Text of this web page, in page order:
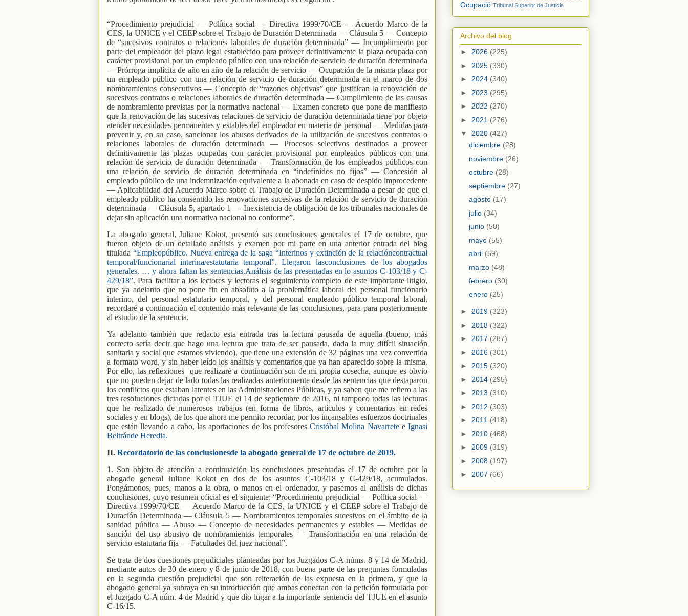
“Procedimiento prejudicial — Política social — Directiva 1999/70/CE — Acuerdo Marco de la
CES, la UNICE y el CEEP sobre el Trabajo de Duración Determinada — Cláusula 5 — Concepto
de “sucesivos contratos o relaciones laborales de duración determinada” — Incumplimiento por
parte del empleador del plazo legal establecido para proveer definitivamente la plaza ocupada con
carácter provisional por un empleado público con una relación de servicio de duración determinada
— Prórroga implícita de año en año de la relación de servicio — Ocupación de la misma plaza por
un empleado público con una relación de servicio de duración determinada en el marco de dos
nombramientos consecutivos — Concepto de “razones objetivas” que justifican la renovación de
sucesivos contratos o relaciones laborales de duración determinada — Cumplimiento de las causas
de nombramiento previstas por la normativa nacional — Examen concreto que pone de manifiesto
que la renovación de las sucesivas relaciones de servicio de duración determinada tiene por objeto
atender necesidades permanentes y estables del empleador en materia de personal — Medidas para
prevenir y, en su caso, sancionar los abusos derivados de la utilización de sucesivos contratos o
relaciones laborales de duración determinada — Procesos selectivos destinados a proveer
definitivamente las plazas ocupadas con carácter provisional por empleados públicos con una
relación de servicio de duración determinada — Transformación de los empleados públicos con
una relación de servicio de duración determinada en “indefinidos no fijos” — Concesión al
empleado público de una indemnización equivalente a la abonada en caso de despido improcedente
— Aplicabilidad del Acuerdo Marco sobre el Trabajo de Duración Determinada a pesar de que el
empleado público ha consentido las renovaciones sucesivas de la relación de servicio de duración
determinada — Cláusula 5, apartado 1 — Inexistencia de obligación de los tribunales nacionales de
dejar sin aplicación una normativa nacional no conforme”.
La abogado general, Juliane Kokot, presentó sus conclusiones generales el 17 de octubre, que
fueron objeto de un detallado análisis y examen por mi parte en una anterior entrada del blog
titulada “Empleopúblico. Nueva entrega de la saga “Interinos y extinción de la relacióncontractual
temporal/funcionarial interina/estatutaria temporal”. Llegaron lasconclusiones de los abogados
generales. … y ahora faltan las sentencias.Análisis de las presentadas en lo asuntos C-103/18 y C-
429/18”. Para facilitar a los lectores y lectoras el seguimiento completo de este importante litigio,
que ya adelanto que no pone fin en absoluto a la problemática laboral del personal funcionario
interino, del personal estatutario temporal, y del personal empleado público temporal laboral,
recordaré a continuación el contenido más relevante de las conclusiones, para para posteriormente
al estudio de la sentencia.
Ya adelanto también que redacto esta entrada tras la lectura pausada de aquella (bueno, más
correcto sería decir que hago una lectura que trata de ser pausada, dada la muy difícil situación
sanitaria y social que estamos viviendo), que tiene una extensión de 32 páginas una vez convertida
a formato word, y sin haber leído los análisis y comentarios que ya han aparecido sobre la misma.
Por ello, las reflexiones
que realizaré a continuación son de mi propia cosecha, aunque es obvio
que no pueden dejar de lado todas las realizadas anteriormente desde las sentencias que destaparon
los conflictos que estaban latentes en las Administraciones Públicas, y ya saben que me refiero a las
tres resoluciones dictadas por el TJUE el 14 de septiembre de 2016, ni tampoco todas las lecturas
que he realizado de numerosos trabajos (en forma de libros, artículos y comentarios en redes
sociales y en blogs), de los que ahora me permito recordar, por los incansables esfuerzos doctrinales
que están llevando a cabo, las aportaciones de los profesoresCristóbal Molina NavarreteeIgnasi
Beltránde Heredia.
II. Recordatorio de las conclusionesde la abogado general de 17 de octubre de 2019.
1. Son objeto de atención a continuación las conclusiones presentadas el 17 de octubre por la
abogado general Juliane Kokot en dos de los asuntos C-103/18 y C-429/18, acumulados.
Pongámonos, pues, manos a la obra, o manos en el ordenador, y pasemos al análisis de dichas
conclusiones, cuyo resumen oficial es el siguiente: “Procedimiento prejudicial — Política social —
Directiva 1999/70/CE — Acuerdo Marco de la CES, la UNICE y el CEEP sobre el Trabajo de
Duración Determinada — Cláusula 5 — Nombramientos temporales sucesivos en el ámbito de la
sanidad pública — Abuso — Concepto de necesidades permanentes y estables — Medidas de
sanción del uso abusivo de nombramientos temporales — Transformación en una relación de
servicio estatutaria fija –– Facultades del juez nacional”.
Se trata de dos cuestiones prejudiciales planteadas por los Juzgados C-A núms. 8 y 14 de Madrid,
mediante autos de 30 de enero y 8 de junio de 2018, con buena parte de las preguntas formuladas
en la segunda cuestión prejudicial que son reiteración de las expuesta en la primera, y que la
abogado general ya subraya en su introducción que ambas conectan con la petición formulada por
el Juzgado C-A núm. 4 de Madrid y que dio lugar a la importante sentencia del TJUE en el asunto
C-16/15.
Ocupació Tribunal Superior de Justicia
Archivo del blog
► 2026 (225)
► 2025 (330)
► 2024 (340)
► 2023 (295)
► 2022 (270)
► 2021 (276)
▼ 2020 (427)
diciembre (28)
noviembre (26)
octubre (28)
septiembre (27)
agosto (17)
julio (34)
junio (50)
mayo (55)
abril (59)
marzo (48)
febrero (30)
enero (25)
► 2019 (323)
► 2018 (322)
► 2017 (287)
► 2016 (301)
► 2015 (320)
► 2014 (295)
► 2013 (310)
► 2012 (303)
► 2011 (418)
► 2010 (468)
► 2009 (319)
► 2008 (197)
► 2007 (66)